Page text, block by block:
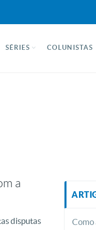
SÉRIES COLUNISTAS
a
disputas
Como